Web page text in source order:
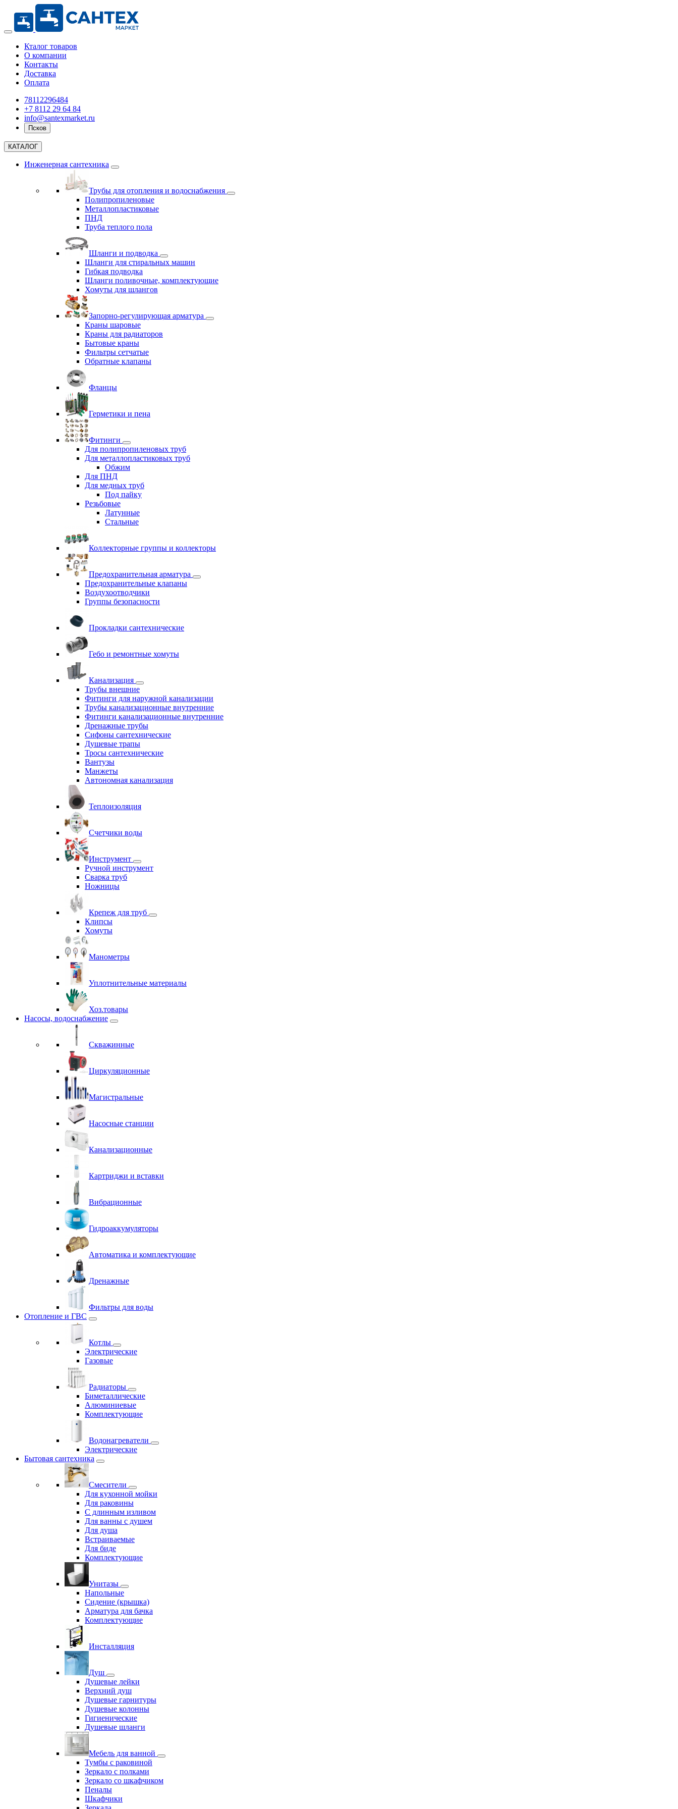
Кталог товаров
О компании
Контакты
Доставка
Оплата
78112296484
+7 8112 29 64 84
info@santexmarket.ru
Псков
КАТАЛОГ
Инженерная сантехника
Трубы для отопления и водоснабжения
Полипропиленовые
Металлопластиковые
ПНД
Труба теплого пола
Шланги и подводка
Шланги для стиральных машин
Гибкая подводка
Шланги поливочные, комплектующие
Хомуты для шлангов
Запорно-регулирующая арматура
Краны шаровые
Краны для радиаторов
Бытовые краны
Фильтры сетчатые
Обратные клапаны
Фланцы
Герметики и пена
Фитинги
Для полипропиленовых труб
Для металлопластиковых труб
Обжим
Для ПНД
Для медных труб
Под пайку
Резьбовые
Латунные
Cтальные
Коллекторные группы и коллекторы
Предохранительная арматура
Предохранительные клапаны
Воздухоотводчики
Группы безопасности
Прокладки сантехнические
Гебо и ремонтные хомуты
Канализация
Трубы внешние
Фитинги для наружной канализации
Трубы канализационные внутренние
Фитинги канализационные внутренние
Дренажные трубы
Сифоны сантехнические
Душевые трапы
Тросы сантехнические
Вантузы
Манжеты
Автономная канализация
Теплоизоляция
Счетчики воды
Инструмент
Ручной инструмент
Сварка труб
Ножницы
Крепеж для труб
Клипсы
Хомуты
Манометры
Уплотнительные материалы
Хоз.товары
Насосы, водоснабжение
Скважинные
Циркуляционные
Магистральные
Насосные станции
Канализационные
Картриджи и вставки
Вибрационные
Гидроаккумуляторы
Автоматика и комплектующие
Дренажные
Фильтры для воды
Отопление и ГВС
Котлы
Электрические
Газовые
Радиаторы
Биметаллические
Алюминиевые
Комплектующие
Водонагреватели
Электрические
Бытовая сантехника
Смесители
Для кухонной мойки
Для раковины
С длинным изливом
Для ванны с душем
Для душа
Встраиваемые
Для биде
Комплектующие
Унитазы
Напольные
Сидение (крышка)
Арматура для бачка
Комплектующие
Инсталляция
Душ
Душевые лейки
Верхний душ
Душевые гарнитуры
Душевые колонны
Гигиенические
Душевые шланги
Мебель для ванной
Тумбы с раковиной
Зеркало с полками
Зеркало со шкафчиком
Пеналы
Шкафчики